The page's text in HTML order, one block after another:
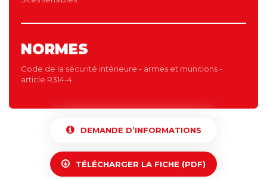
NORMES
Code de la sécurité intérieure - armes et munitions -
article R314-4
DEMANDE D’INFORMATIONS
TÉLÉCHARGER LA FICHE (PDF)